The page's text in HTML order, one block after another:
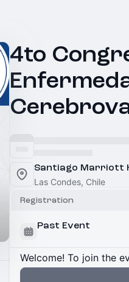
4to
Santiago Marriott
Las Condes, Chile
Registration
Past Event
Welcome! To join the